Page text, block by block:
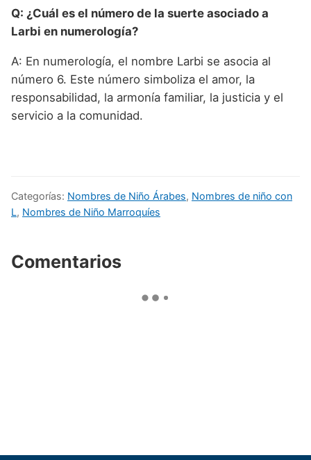
Q: ¿Cuál es el número de la suerte asociado a
Larbi en numerología?
A: En numerología, el nombre Larbi se asocia al
número 6. Este número simboliza el amor, la
responsabilidad, la armonía familiar, la justicia y el
servicio a la comunidad.
Categorías: Nombres de Niño Árabes, Nombres de niño con
L, Nombres de Niño Marroquíes
Comentarios